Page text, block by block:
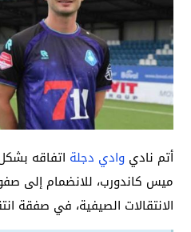
أتم ناديوادي دجلة اتفاقه
ميس كاندورب، للانضمام إلى
الانتقالات الصيفية، في صفقة